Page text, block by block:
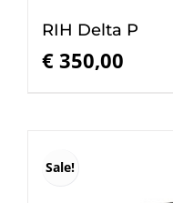
RIH Delta P
€ 350,00
Sale!